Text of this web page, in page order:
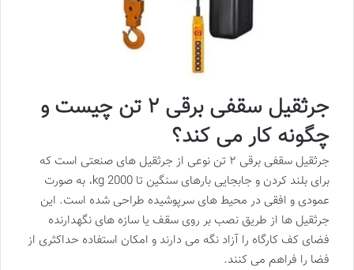
جرثقیل سقفی برقی ۲ تن چیست و
چگونه کار می کند؟
جرثقیل سقفی برقی ۲ تن نوعی از جرثقیل های صنعتی است که
برای بلند کردن و جابجایی بارهای سنگین تا 2000 kg، به صورت
عمودی و افقی در محیط های سرپوشیده طراحی شده است. این
جرثقیل ها از طریق نصب بر روی سقف یا سازه های نگهدارنده
فضای کف کارگاه را آزاد نگه می دارند و امکان استفاده حداکثری از
فضا را فراهم می کنند.